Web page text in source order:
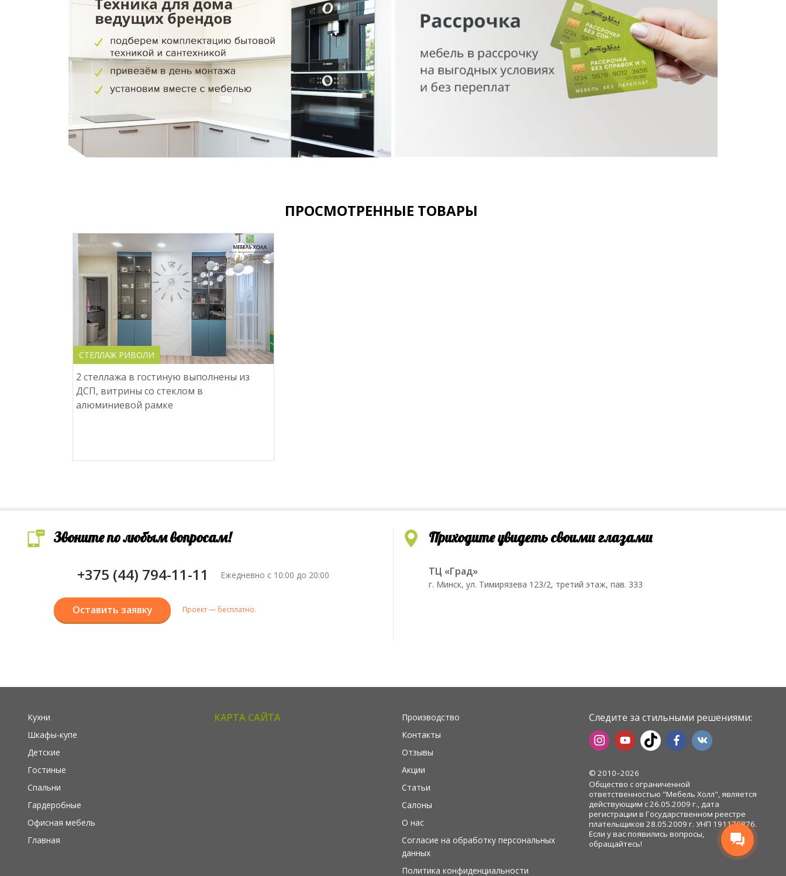
ПРОСМОТРЕННЫЕ ТОВАРЫ
СТЕЛЛАЖ РИВОЛИ
2 стеллажа в гостиную выполнены из
ДСП, витрины со стеклом в
алюминиевой рамке
Звоните по любым вопросам!
+375 (44) 794-11-11 Ежедневно с 10:00 до 20:00
Оставить заявку Проект — бесплатно.
Приходите увидеть своими глазами
ТЦ «Град»
г. Минск, ул. Тимирязева 123/2, третий этаж, пав. 333
Кухни
Шкафы-купе
Детские
Гостиные
Спальни
Гардеробные
Офисная мебель
Главная
КАРТА САЙТА
Производство
Контакты
Отзывы
Акции
Статьи
Салоны
О нас
Согласие на обработку персональных
данных
Политика конфиденциальности
Следите за стильными решениями:
© 2010–2026
Общество с ограниченной
ответственностью "Мебель Холл", является
действующим с 26.05.2009 г., дата
регистрации в Государственном реестре
плательщиков 28.05.2009 г. УНП 191170876.
Если у вас появились вопросы,
обращайтесь!